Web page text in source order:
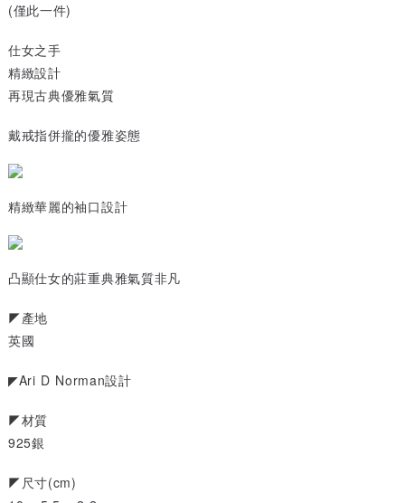
(僅此一件)
仕女之手
精緻設計
再現古典優雅氣質
戴戒指併攏的優雅姿態
精緻華麗的袖口設計
凸顯仕女的莊重典雅氣質非凡
◤產地
英國
◤Ari D Norman設計
◤材質
925銀
◤尺寸(cm)